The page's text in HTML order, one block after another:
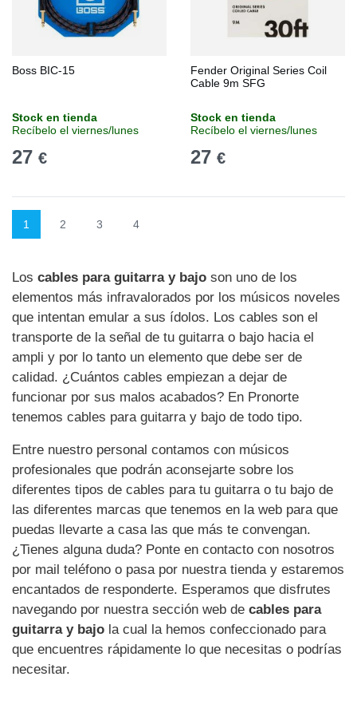
Boss BIC-15
Stock en tienda
Recíbelo el viernes/lunes
27 €
Fender Original Series Coil
Cable 9m SFG
Stock en tienda
Recíbelo el viernes/lunes
27 €
1 2 3 4
Los cables para guitarra y bajo son uno de los
elementos más infravalorados por los músicos noveles
que intentan emular a sus ídolos. Los cables son el
transporte de la señal de tu guitarra o bajo hacia el
ampli y por lo tanto un elemento que debe ser de
calidad. ¿Cuántos cables empiezan a dejar de
funcionar por sus malos acabados? En Pronorte
tenemos cables para guitarra y bajo de todo tipo.
Entre nuestro personal contamos con músicos
profesionales que podrán aconsejarte sobre los
diferentes tipos de cables para tu guitarra o tu bajo de
las diferentes marcas que tenemos en la web para que
puedas llevarte a casa las que más te convengan.
¿Tienes alguna duda? Ponte en contacto con nosotros
por mail teléfono o pasa por nuestra tienda y estaremos
encantados de responderte. Esperamos que disfrutes
navegando por nuestra sección web de cables para
guitarra y bajo la cual la hemos confeccionado para
que encuentres rápidamente lo que necesitas o podrías
necesitar.